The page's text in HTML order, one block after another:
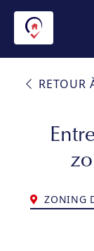
RETOUR
ZONING